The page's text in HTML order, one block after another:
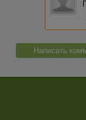
Написать